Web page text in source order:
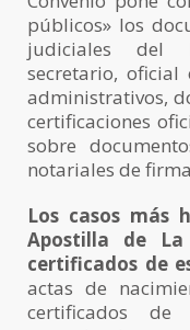
públicos» los
judiciales del
secretario,
administrativos,
certificaciones
sobre
notariales de
Los casos más
Apostilla de
certificados de
actas de
certificados